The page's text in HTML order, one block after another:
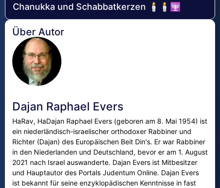
Chanukka und Schabbatkerzen 🕯🕯🕎
Über Autor
Dajan Raphael Evers
HaRav, HaDajan Raphael Evers (geboren am 8. Mai 1954) ist
ein niederländisch-israelischer orthodoxer Rabbiner und
Richter (Dajan) des Europäischen Beit Din's. Er war Rabbiner
in den Niederlanden und Deutschland, bevor er am 1. August
2021 nach Israel auswanderte. Dajan Evers ist Mitbesitzer
und Hauptautor des Portals Judentum Online. Dajan Evers
ist bekannt für seine enzyklopädischen Kenntnisse in fast